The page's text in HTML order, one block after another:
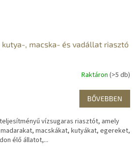
kutya-, macska- és vadállat riasztó
Raktáron (>5 db)
BŐVEBBEN
vízsugaras riasztót, amely
macskákat, kutyákat, egereket,
élő állatot,...